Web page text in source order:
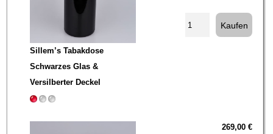
Sillem’s Tabakdose
Schwarzes Glas &
Versilberter Deckel
269,00 €